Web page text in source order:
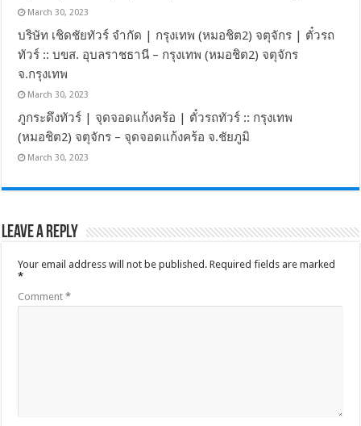
March 30, 2023
บริษัท เชิดชัยทัวร์ จำกัด | กรุงเทพ (หมอชิต2) จตุจักร | ตั๋วรถ
ทัวร์ :: บขส. อุบลราชธานี – กรุงเทพ (หมอชิต2) จตุจักร
จ.กรุงเทพ
March 30, 2023
ภูกระดึงทัวร์ | จุดจอดแก้งคร้อ | ตั๋วรถทัวร์ :: กรุงเทพ
(หมอชิต2) จตุจักร – จุดจอดแก้งคร้อ จ.ชัยภูมิ
March 30, 2023
Leave a Reply
Your email address will not be published. Required fields are marked
*
Comment*